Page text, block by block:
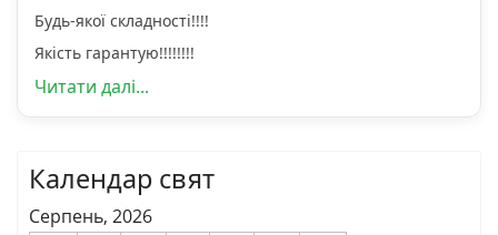
Будь-якої складності!!!!
Якість гарантую!!!!!!!!
Читати далі...
Календар свят
Серпень, 2026